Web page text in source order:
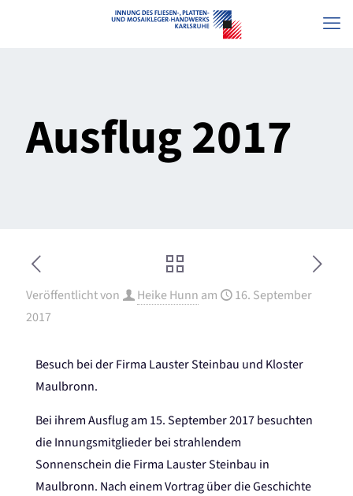
Ausflug 2017
Veröffentlicht von Heike Hunn am
16. September
2017
Besuch bei der Firma Lauster Steinbau und Kloster
Maulbronn.
Bei ihrem Ausflug am 15. September 2017 besuchten
die Innungsmitglieder bei strahlendem
Sonnenschein die Firma Lauster Steinbau in
Maulbronn. Nach einem Vortrag über die Geschichte